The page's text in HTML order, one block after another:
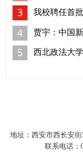
3 我校聘任首
4 贾宇：中国
5
地址：西安市西长安
联系电话：